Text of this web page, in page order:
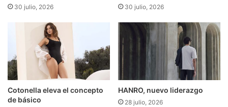
30 julio, 2026 30 julio, 2026
Cotonella eleva el concepto
de básico
HANRO, nuevo liderazgo
28 julio, 2026